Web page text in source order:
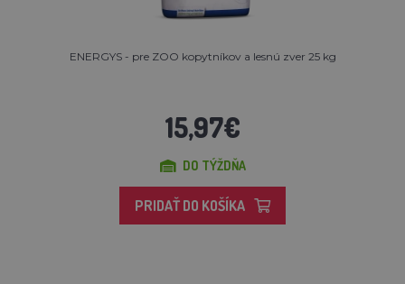
ENERGYS - pre ZOO kopytníkov a lesnú zver 25 kg
15,97€
DO TÝŽDŇA
PRIDAŤ DO KOŠÍKA